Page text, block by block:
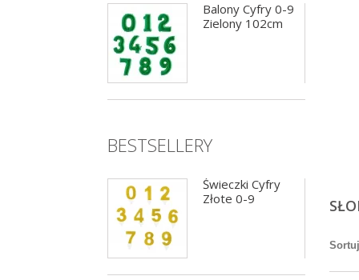
Balony Cyfry 0-9
Zielony 102cm
BESTSELLERY
Świeczki Cyfry
Złote 0-9